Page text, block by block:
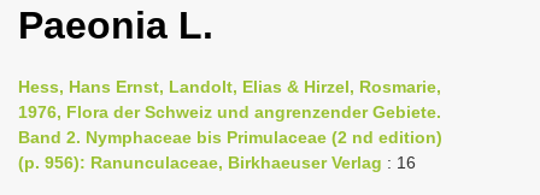
n
a
Paeonia L.
Hess, Hans Ernst, Landolt, Elias & Hirzel, Rosmarie,
1976, Flora der Schweiz und angrenzender Gebiete.
Band 2. Nymphaceae bis Primulaceae (2 nd edition)
(p. 956): Ranunculaceae, Birkhaeuser Verlag : 16